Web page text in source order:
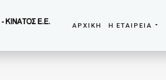
ΑΡΧΙΚΗ Η ΕΤΑΙΡΕΙΑ